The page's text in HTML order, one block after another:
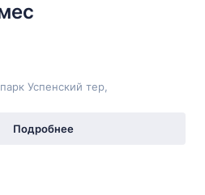
Успенский тер,
Подробнее